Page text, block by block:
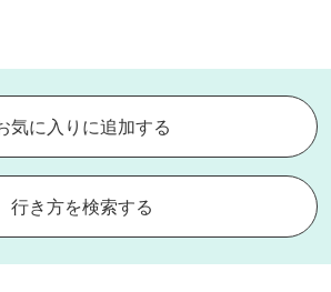
気に入りに追加する
行き方を検索する